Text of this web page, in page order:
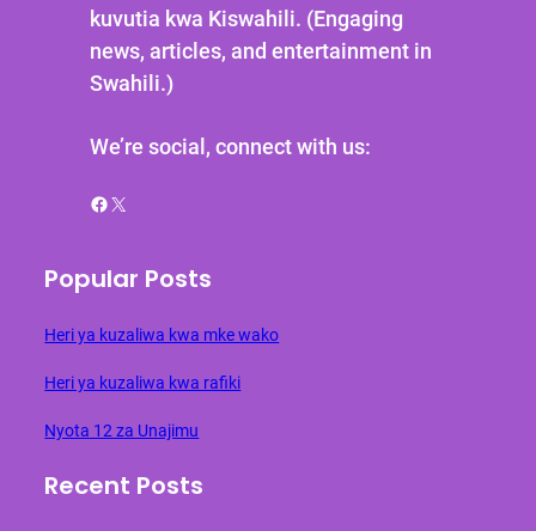
kuvutia kwa Kiswahili. (Engaging
news, articles, and entertainment in
Swahili.)
We’re social, connect with us:
Facebook X
Popular Posts
Heri ya kuzaliwa kwa mke wako
Heri ya kuzaliwa kwa rafiki
Nyota 12 za Unajimu
Recent Posts